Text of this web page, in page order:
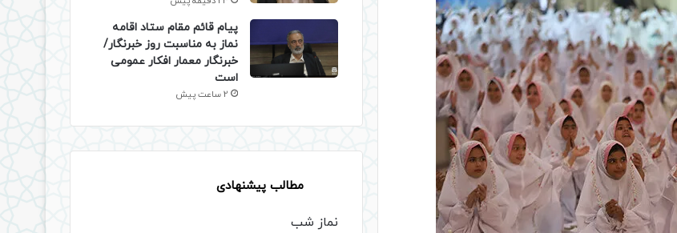
پیام قائم مقام ستاد اقامه
نماز به مناسبت روز خبرنگار/
خبرنگار معمار افکار عمومی
است
2 ساعت پیش
مطالب پیشنهادی
نماز شب